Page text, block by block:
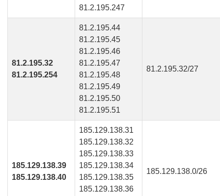
81.2.195.247
81.2.195.32
81.2.195.254
81.2.195.44
81.2.195.45
81.2.195.46
81.2.195.47
81.2.195.48
81.2.195.49
81.2.195.50
81.2.195.51
81.2.195.32/27
185.129.138.39
185.129.138.40
185.129.138.31
185.129.138.32
185.129.138.33
185.129.138.34
185.129.138.35
185.129.138.36
185.129.138.0/26